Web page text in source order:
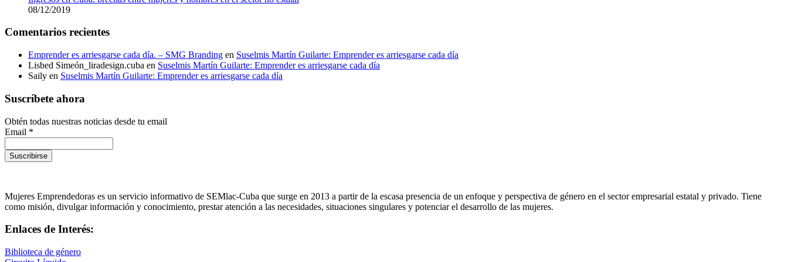
08/12/2019
Comentarios recientes
Emprender es arriesgarse cada día. – SMG Branding en Suselmis Martín Guilarte: Emprender es arriesgarse cada día
Lisbed Simeón_liradesign.cuba en Suselmis Martín Guilarte: Emprender es arriesgarse cada día
Saily en Suselmis Martín Guilarte: Emprender es arriesgarse cada día
Suscríbete ahora
Obtén todas nuestras noticias desde tu email
Email *
Mujeres Emprendedoras es un servicio informativo de SEMlac-Cuba que surge en 2013 a partir de la escasa presencia de un enfoque y perspectiva de género en el sector empresarial estatal y privado. Tiene
como misión, divulgar información y conocimiento, prestar atención a las necesidades, situaciones singulares y potenciar el desarrollo de las mujeres.
Enlaces de Interés:
Biblioteca de género